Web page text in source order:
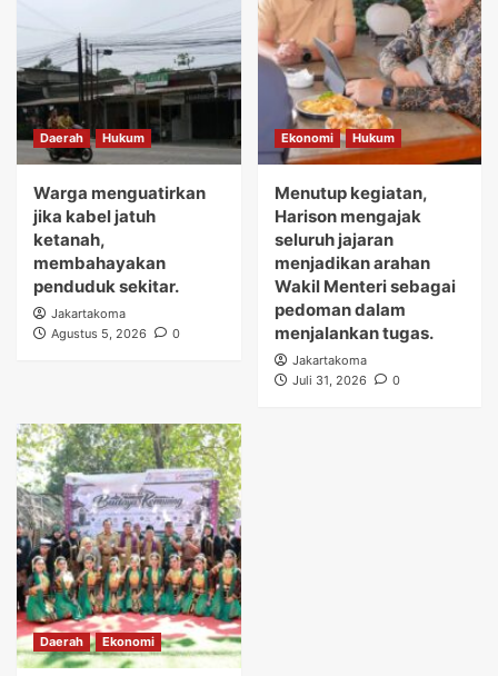
Daerah Hukum
Warga menguatirkan
jika kabel jatuh
ketanah,
membahayakan
penduduk sekitar.
Jakartakoma
Agustus 5, 2026
0
Ekonomi Hukum
Menutup kegiatan,
Harison mengajak
seluruh jajaran
menjadikan arahan
Wakil Menteri sebagai
pedoman dalam
menjalankan tugas.
Jakartakoma
Juli 31, 2026
0
Daerah Ekonomi